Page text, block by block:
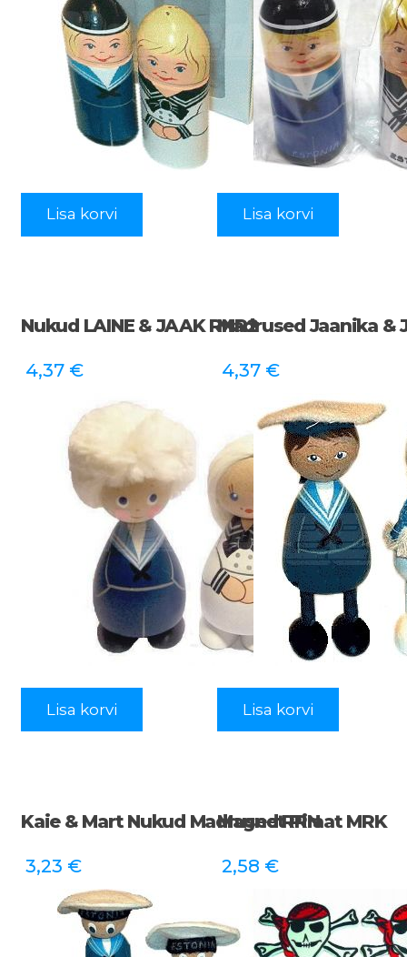
Lisa korvi Lisa korvi
Nukud LAINE & JAAK RNR2
4,37 €
Lisa korvi
Madrused Jaanika &
4,37 €
Lisa korvi
Kaie & Mart Nukud Madrused RRN
3,23 €
Magnet Piraat MRK
2,58 €